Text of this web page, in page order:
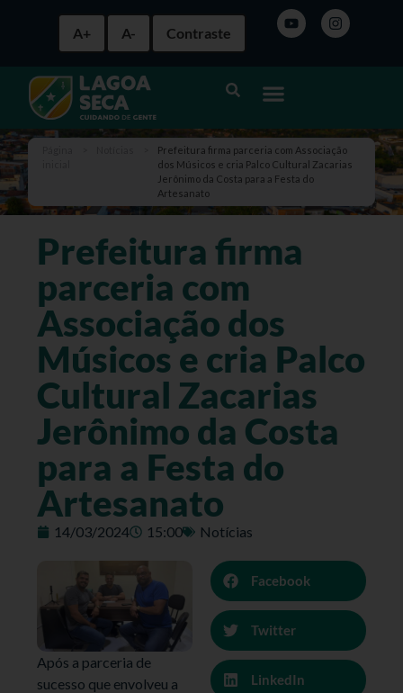
A+ A- Contraste
Prefeitura firma parceria com Associação
dos Músicos e cria Palco Cultural Zacarias
Jerônimo da Costa para a Festa do
Artesanato
Prefeitura firma
parceria com
Associação dos
Músicos e cria Palco
Cultural Zacarias
Jerônimo da Costa
para a Festa do
Artesanato
14/03/2024 15:00 Notícias
Após a parceria de
sucesso que envolveu a
Facebook
Twitter
LinkedIn